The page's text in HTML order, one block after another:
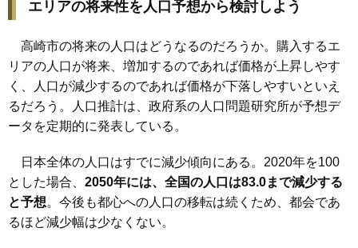
111 栗崎町 8.0万円 795万円
112 我峰町
113 箕郷町上芝 7.9万円 712万円 -0.3%
114 吉井町本郷 7.9万円 782万円 -3.2%
115 菊地町 7.8万円 772万円 -2.5%
116 下里見町 7.7万円
117 冷水町 7.6万円
118 北新波町 7.5万円 786万円 -2.4%
119 根小屋町 7.5万円 897万円 6.3%
120 乗附町 7.5万円
エリアの将来性を人口予想から検討しよう
高崎市の将来の人口はどうなるのだろうか。購入するエ
リアの人口が将来、増加するのであれば価格が上昇しやす
く、人口が減少するのであれば価格が下落しやすいといえ
るだろう。人口推計は、政府系の人口問題研究所が予想デ
ータを定期的に発表している。
日本全体の人口はすでに減少傾向にある。2020年を100
とした場合、 2050年には、全国の人口は83.0まで減少する
と予想。今後も都心への人口の移転は続くため、都会であ
るほど減少幅は少なくない。